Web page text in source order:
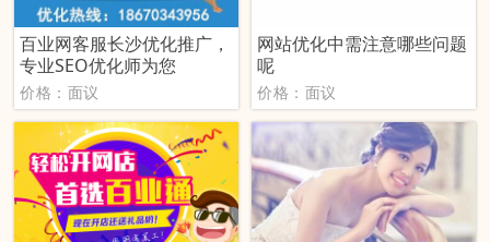
百业网客服长沙优化推广，
专业SEO优化师为您
价格：面议
网站优化中需注意哪些问题
呢
价格：面议